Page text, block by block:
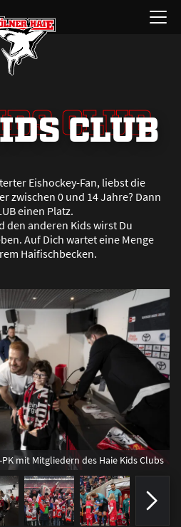
Menü
öffnen
CLUB
CLUB
Eishockey-Fan, liebst die
zwischen 0 und 14 Jahre? Dann
einen Platz.
den anderen Kids wirst Du
Auf Dich wartet eine Menge
Haifischbecken.
mit Mitgliedern des Haie Kids Clubs